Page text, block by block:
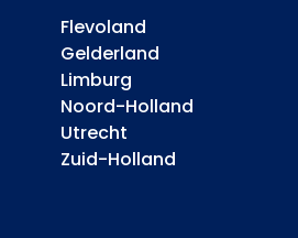
Flevoland
Gelderland
Limburg
Noord-Holland
Utrecht
Zuid-Holland